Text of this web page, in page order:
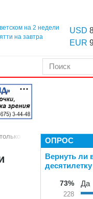
на 2 недели
на завтра
USD
EUR
при наличии
ОПРОС
Вернуть ли
73%
228
Да